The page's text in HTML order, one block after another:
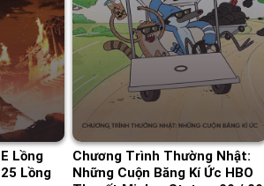
Lồng
Lồng
Chương Trình Thường Nhật:
Những Cuộn Băng Kí Ức HBO